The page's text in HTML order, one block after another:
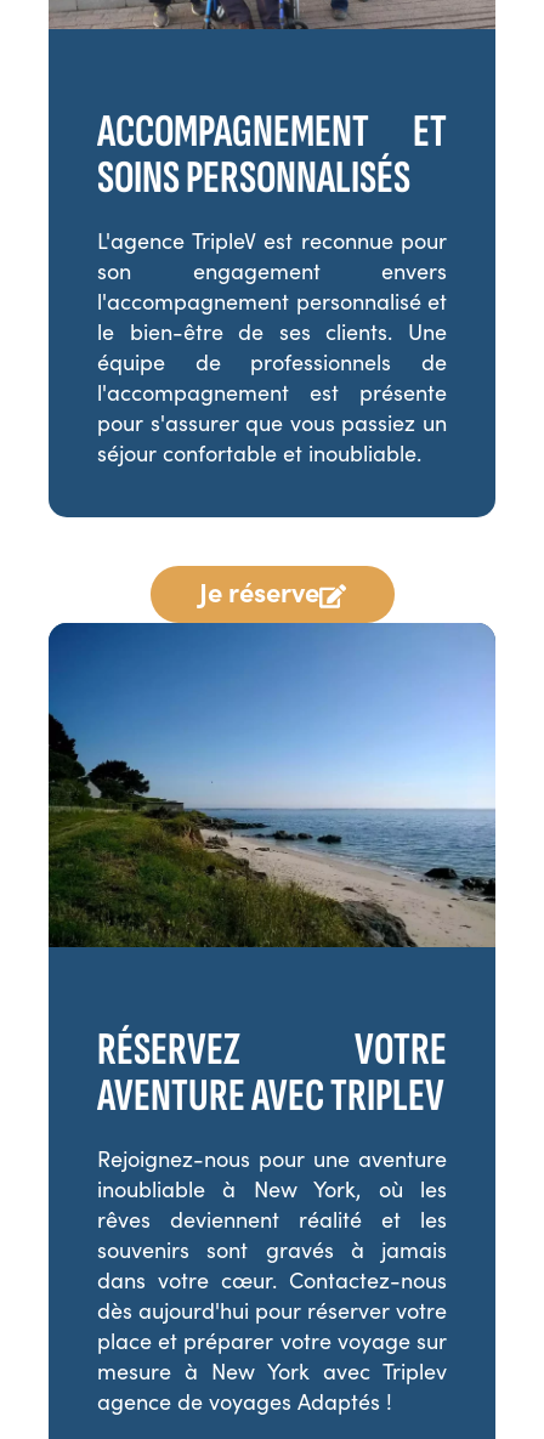
ACCOMPAGNEMENT ET
SOINS PERSONNALISÉS
L'agence TripleV est reconnue pour
son engagement envers
l'accompagnement personnalisé et
le bien-être de ses clients. Une
équipe de professionnels de
l'accompagnement est présente
pour s'assurer que vous passiez un
séjour confortable et inoubliable.
Je réserve
RÉSERVEZ VOTRE
AVENTURE AVEC TRIPLEV
Rejoignez-nous pour une aventure
inoubliable à New York, où les
rêves deviennent réalité et les
souvenirs sont gravés à jamais
dans votre cœur. Contactez-nous
dès aujourd'hui pour réserver votre
place et préparer votre voyage sur
mesure à New York avec Triplev
agence de voyages Adaptés !